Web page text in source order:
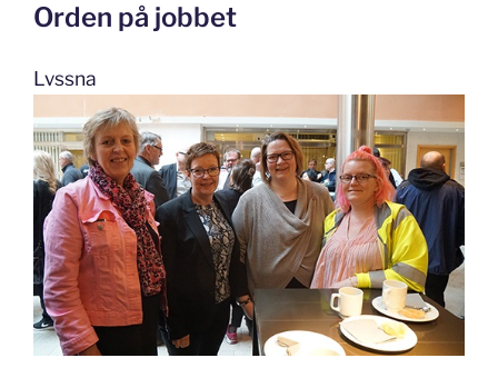
Orden på jobbet
Lyssna